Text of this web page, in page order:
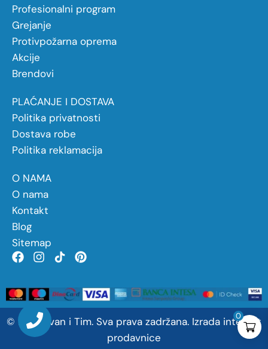
0
Profesionalni program
Grejanje
Protivpožarna oprema
Akcije
Brendovi
PLAĆANJE I DOSTAVA
Politika privatnosti
Dostava robe
Politika reklamacija
O NAMA
O nama
Kontakt
Blog
Sitemap
© 2026 Ivan i Tim. Sva prava zadržana. Izrada internet
prodavnice